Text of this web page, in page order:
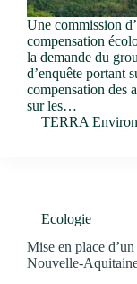
Une commission
compensation
la demande du
d’enquête portant
compensation des
sur les…
TERRA
Ecologie
Mise en place
Nouvelle-